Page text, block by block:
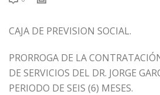
CAJA DE PREVISION SOCIAL.
PRORROGA DE LA
DE SERVICIOS DEL DR. JORGE
PERIODO DE SEIS (6) MESES.